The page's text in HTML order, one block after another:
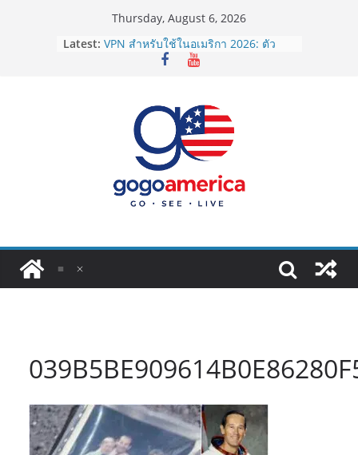
Thursday, August 6, 2026
Latest: VPN สำหรับใช้ในอเมริกา 2026: ตัว
ไหนดี ปลอดภัย และราคาคุ้มค่าที่สุด?
Lotto Green Card 2027 ถูกระงับไม่มี
กำหนด! อัปเดตข่าวด่วนคนอยากย้าย
ประเทศต้องรู้
ซิมการ์ดอเมริกา 2026: ใช้ยี่ห้อไหนดี
ที่สุด? เปรียบเทียบครบจบในบทความ
เดียว
โอนเงินจากอเมริกากลับไทย ใช้วิธีไหน